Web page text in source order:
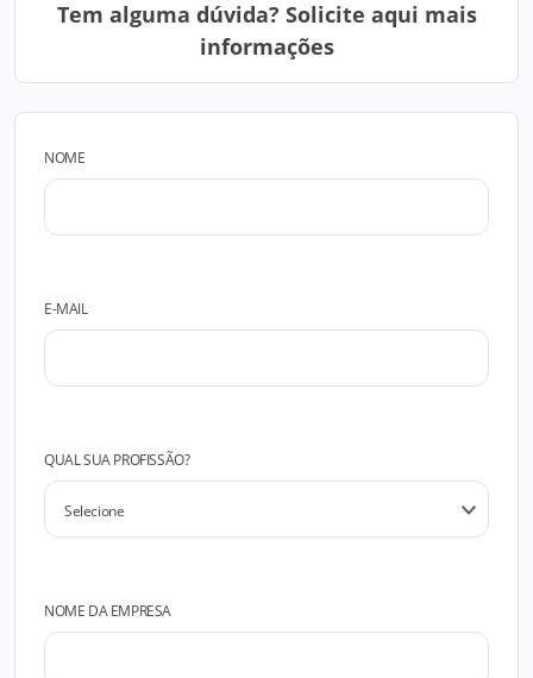
Tem alguma dúvida? Solicite aqui mais
informações
NOME
E-MAIL
QUAL SUA PROFISSÃO?
NOME DA EMPRESA